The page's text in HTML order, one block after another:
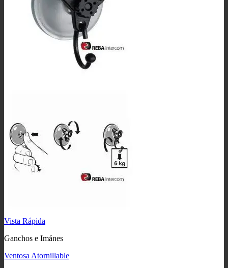
Vista Rápida
Ganchos e Imánes
Ventosa Atornillable